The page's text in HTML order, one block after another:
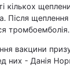
кількох
Після
тромбоемболія.
вакцини
них - Данія